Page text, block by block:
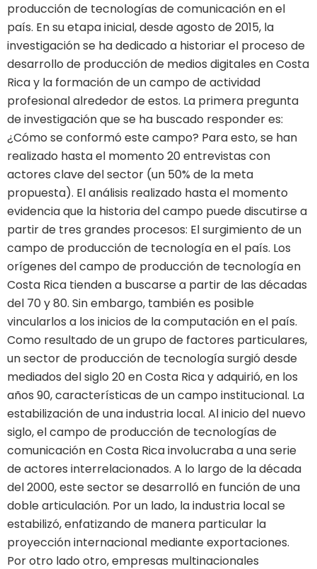
producción de tecnologías de comunicación en el
país. En su etapa inicial, desde agosto de 2015, la
investigación se ha dedicado a historiar el proceso de
desarrollo de producción de medios digitales en Costa
Rica y la formación de un campo de actividad
profesional alrededor de estos. La primera pregunta
de investigación que se ha buscado responder es:
¿Cómo se conformó este campo? Para esto, se han
realizado hasta el momento 20 entrevistas con
actores clave del sector (un 50% de la meta
propuesta). El análisis realizado hasta el momento
evidencia que la historia del campo puede discutirse a
partir de tres grandes procesos: El surgimiento de un
campo de producción de tecnología en el país. Los
orígenes del campo de producción de tecnología en
Costa Rica tienden a buscarse a partir de las décadas
del 70 y 80. Sin embargo, también es posible
vincularlos a los inicios de la computación en el país.
Como resultado de un grupo de factores particulares,
un sector de producción de tecnología surgió desde
mediados del siglo 20 en Costa Rica y adquirió, en los
años 90, características de un campo institucional. La
estabilización de una industria local. Al inicio del nuevo
siglo, el campo de producción de tecnologías de
comunicación en Costa Rica involucraba a una serie
de actores interrelacionados. A lo largo de la década
del 2000, este sector se desarrolló en función de una
doble articulación. Por un lado, la industria local se
estabilizó, enfatizando de manera particular la
proyección internacional mediante exportaciones.
Por otro lado otro, empresas multinacionales